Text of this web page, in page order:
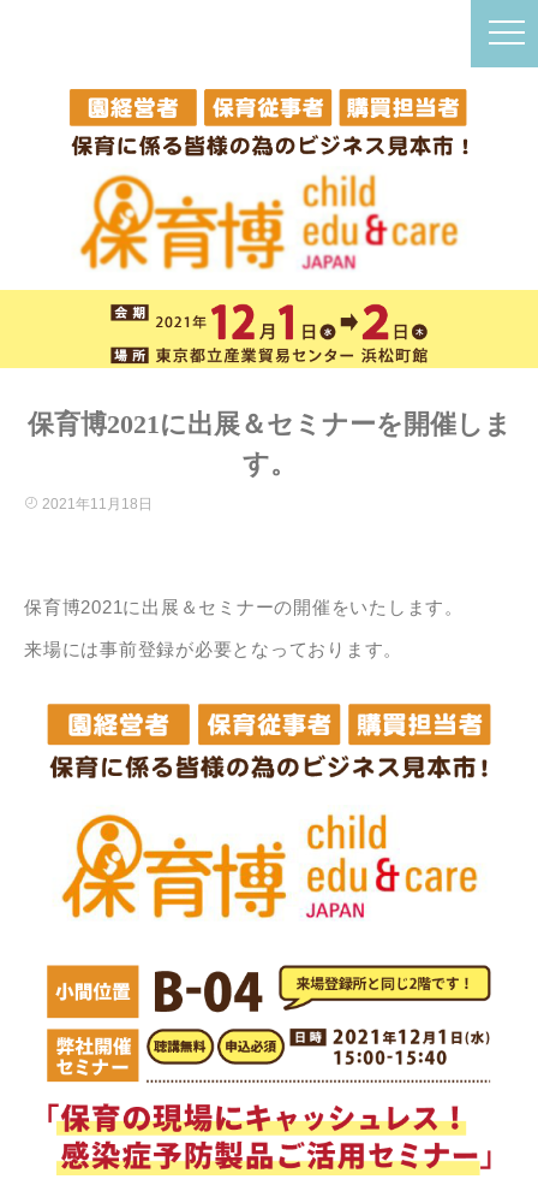
保育博2021に出展＆セミナーを開催しま
す。
2021年11月18日
保育博2021に出展＆セミナーの開催をいたします。
来場には事前登録が必要となっております。